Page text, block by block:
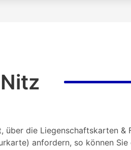
die Liegenschaftskarten
anfordern, so können